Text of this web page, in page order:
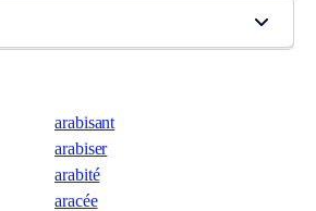
arabisant
arabiser
arabité
aracée